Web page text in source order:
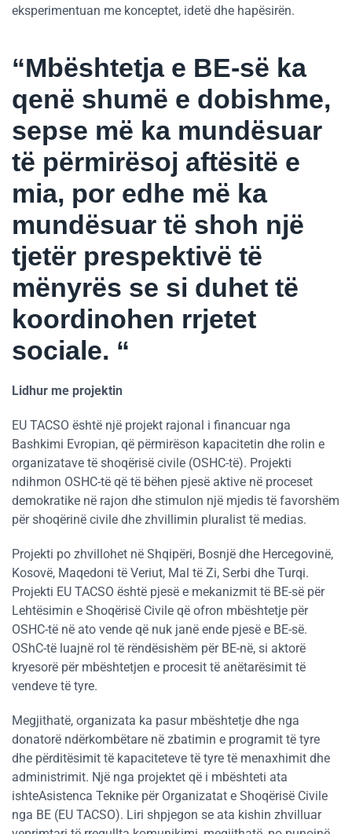
eksperimentuan me konceptet, idetë dhe hapësirën.
“Mbështetja e BE-së ka
qenë shumë e dobishme,
sepse më ka mundësuar
të përmirësoj aftësitë e
mia, por edhe më ka
mundësuar të shoh një
tjetër prespektivë të
mënyrës se si duhet të
koordinohen rrjetet
sociale. “
Lidhur me projektin
EU TACSO është një projekt rajonal i financuar nga
Bashkimi Evropian, që përmirëson kapacitetin dhe rolin e
organizatave të shoqërisë civile (OSHC-të). Projekti
ndihmon OSHC-të që të bëhen pjesë aktive në proceset
demokratike në rajon dhe stimulon një mjedis të favorshëm
për shoqërinë civile dhe zhvillimin pluralist të medias.
Projekti po zhvillohet në Shqipëri, Bosnjë dhe Hercegovinë,
Kosovë, Maqedoni të Veriut, Mal të Zi, Serbi dhe Turqi.
Projekti EU TACSO është pjesë e mekanizmit të BE-së për
Lehtësimin e Shoqërisë Civile që ofron mbështetje për
OSHC-të në ato vende që nuk janë ende pjesë e BE-së.
OShC-të luajnë rol të rëndësishëm për BE-në, si aktorë
kryesorë për mbështetjen e procesit të anëtarësimit të
vendeve të tyre.
Megjithatë, organizata ka pasur mbështetje dhe nga
donatorë ndërkombëtare në zbatimin e programit të tyre
dhe përditësimit të kapaciteteve të tyre të menaxhimit dhe
administrimit. Një nga projektet që i mbështeti ata
ishteAsistenca Teknike për Organizatat e Shoqërisë Civile
nga BE (EU TACSO). Liri shpjegon se ata kishin zhvilluar